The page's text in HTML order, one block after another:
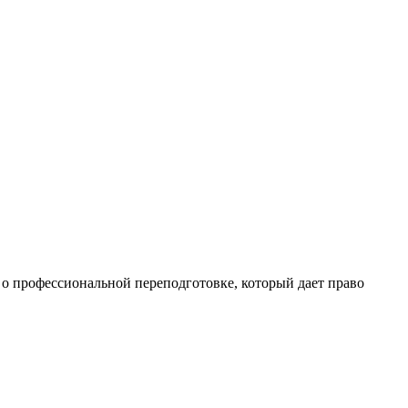
переподготовке, который дает право